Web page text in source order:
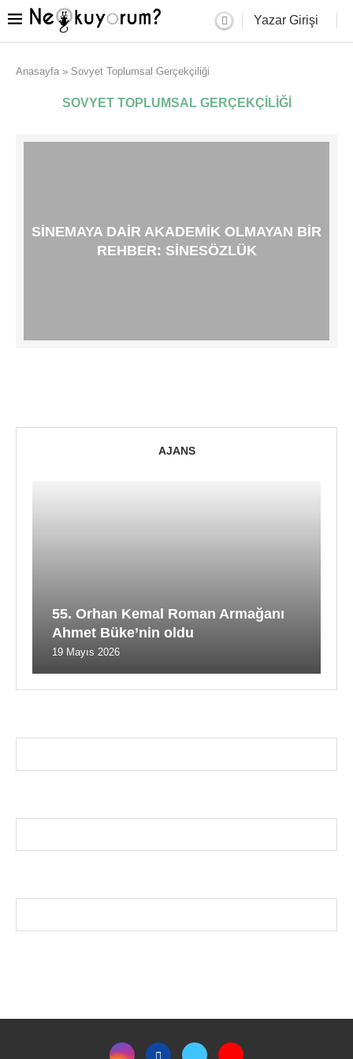
Yazar Girişi
Anasayfa » Sovyet Toplumsal Gerçekçiliği
SOVYET TOPLUMSAL GERÇEKÇILIĞI
SINEMAYA DAIR AKADEMIK OLMAYAN BIR
REHBER: SINESÖZLÜK
AJANS
55. Orhan Kemal Roman Armağanı
Ahmet Büke’nin oldu
19 Mayıs 2026